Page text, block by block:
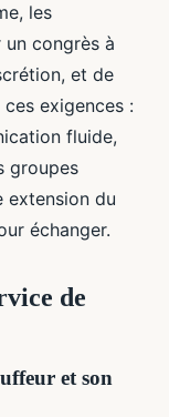
les
congrès à
et de
exigences :
fluide,
groupes
extension du
échanger.
de
et son